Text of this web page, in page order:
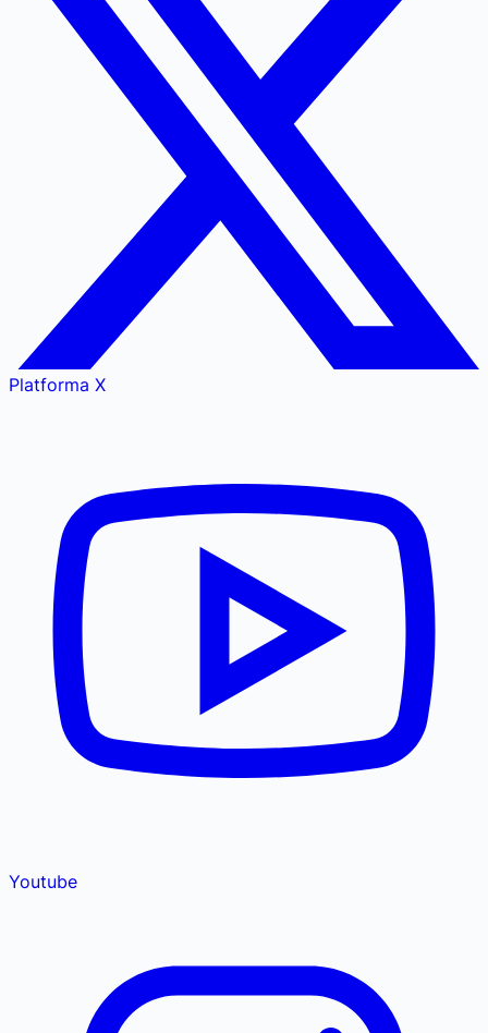
Platforma X
Youtube